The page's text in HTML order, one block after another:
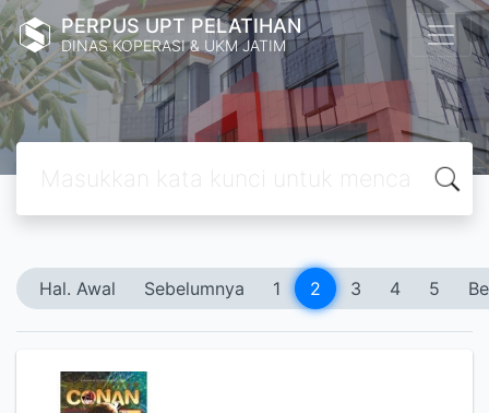
PERPUS UPT PELATIHAN
DINAS KOPERASI & UKM JATIM
Hal. Awal Sebelumnya 1 2 3 4 5